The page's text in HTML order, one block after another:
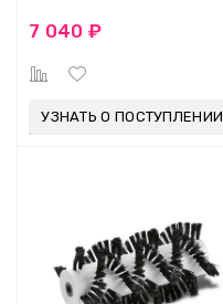
7 040 ₽
УЗНАТЬ О ПОСТУПЛЕНИИ